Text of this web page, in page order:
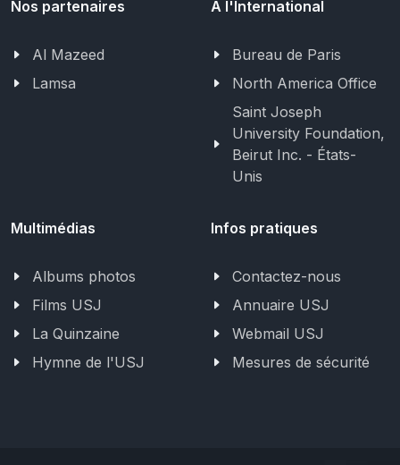
Nos partenaires
Al Mazeed
Lamsa
A l'International
Bureau de Paris
North America Office
Saint Joseph
University Foundation,
Beirut Inc. - États-
Unis
Multimédias
Albums photos
Films USJ
La Quinzaine
Hymne de l'USJ
Infos pratiques
Contactez-nous
Annuaire USJ
Webmail USJ
Mesures de sécurité